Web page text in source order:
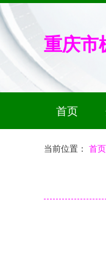
重庆市
首页
当前位置： 首页